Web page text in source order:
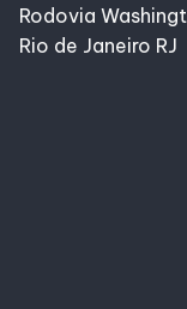
Rodovia
Rio de Janeiro RJ